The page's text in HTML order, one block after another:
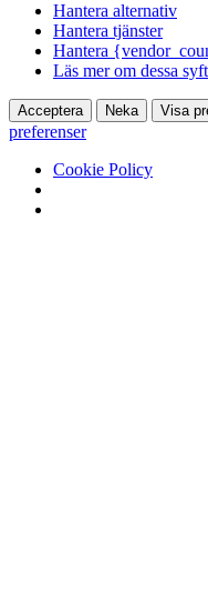
Hantera alternativ
Hantera tjänster
Hantera
Läs mer om dessa
Acceptera Neka Visa
preferenser
Cookie Policy